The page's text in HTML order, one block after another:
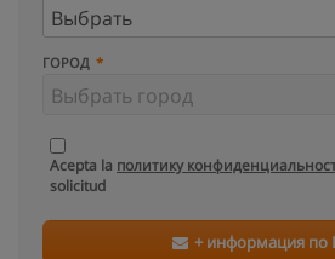
ГОРОД
Acepta la политику
solicitud
+ информация по